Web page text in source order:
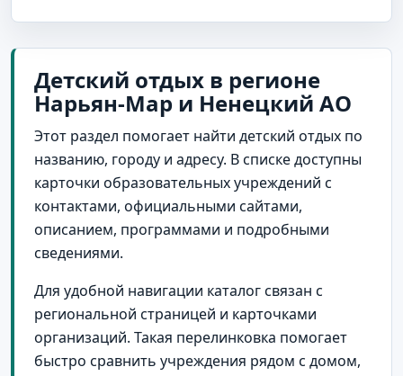
Детский отдых в регионе
Нарьян-Мар и Ненецкий АО
Этот раздел помогает найти детский отдых по
названию, городу и адресу. В списке доступны
карточки образовательных учреждений с
контактами, официальными сайтами,
описанием, программами и подробными
сведениями.
Для удобной навигации каталог связан с
региональной страницей и карточками
организаций. Такая перелинковка помогает
быстро сравнить учреждения рядом с домом,